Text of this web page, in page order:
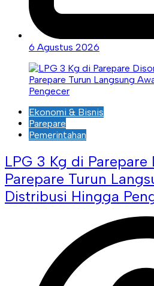
6 Agustus 2026
Ekonomi & Bisnis
Parepare
Pemerintahan
LPG 3 Kg di
Parepare Turun
Distribusi Hingga